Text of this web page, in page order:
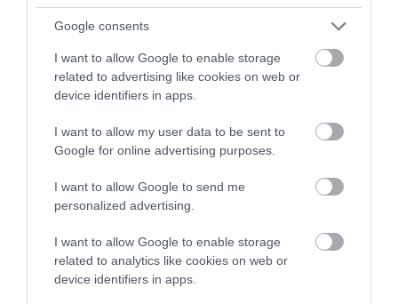
Google consents
I want to allow Google to enable storage
related to advertising like cookies on web or
device identifiers in apps.
I want to allow my user data to be sent to
Google for online advertising purposes.
I want to allow Google to send me
personalized advertising.
I want to allow Google to enable storage
related to analytics like cookies on web or
device identifiers in apps.